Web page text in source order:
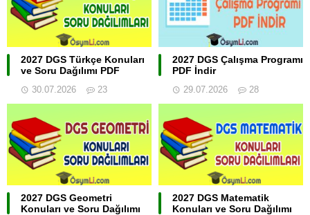
2027 DGS Türkçe Konuları
ve Soru Dağılımı PDF
30.07.2026 23
2027 DGS Çalışma Programı
PDF İndir
29.07.2026 28
2027 DGS Geometri
Konuları ve Soru Dağılımı
2027 DGS Matematik
Konuları ve Soru Dağılımı